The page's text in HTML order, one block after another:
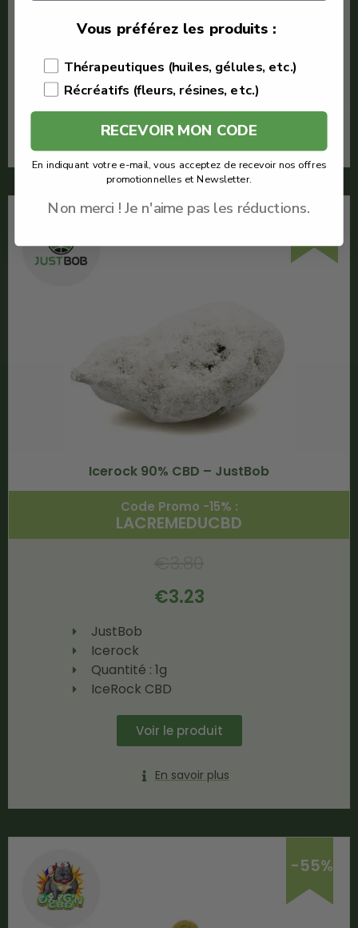
Quantité : 1g
Voir le produit
En savoir plus
Icerock 90% CBD – JustBob
Code Promo -15% :
LACREMEDUCBD
€3.23
JustBob
Icerock
Quantité : 1g
IceRock CBD
Voir le produit
En savoir plus
-55%
Vous préférez les produits :
Thérapeutiques (huiles, gélules, etc.)
Récréatifs (fleurs, résines, etc.)
RECEVOIR MON CODE
En indiquant votre e-mail, vous acceptez de recevoir nos offres
promotionnelles et Newsletter.
Non merci ! Je n'aime pas les réductions.